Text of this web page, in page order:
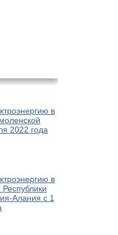
в
2022 года
в
Республики
Алания с 1